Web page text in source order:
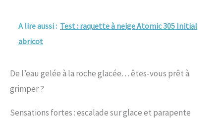
A lire aussi : Test : raquette à neige Atomic 305 Initial
abricot
De l’eau gelée à la roche glacée… êtes-vous prêt à
grimper ?
Sensations fortes : escalade sur glace et parapente